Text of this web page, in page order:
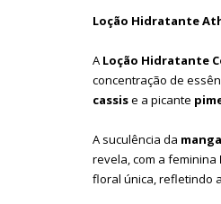
Loção Hidratante
A Loção Hidratante
concentração de
cassise a picante
A suculência da manga
revela, com a feminina
floral única, refletindo